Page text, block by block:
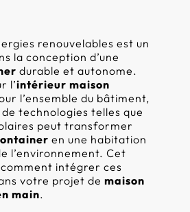
renouvelables est un
la conception d’une
durable et autonome.
l’intérieur maison
l’ensemble du bâtiment,
technologies telles que
peut transformer
en une habitation
l’environnement. Cet
intégrer ces
votre projet demaison
main.